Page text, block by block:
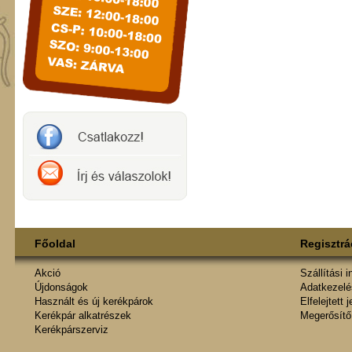
Főoldal
Akció
Újdonságok
Használt és új kerékpárok
Kerékpár alkatrészek
Kerékpárszerviz
Szállítási
Elfelejtett